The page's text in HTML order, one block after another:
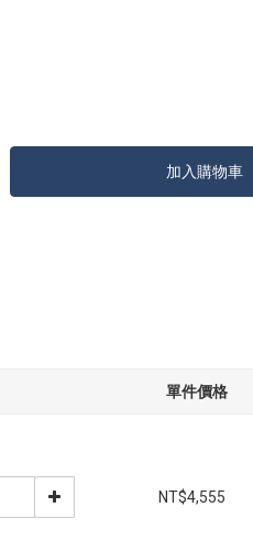
加入購物車
單件價格
NT$4,555